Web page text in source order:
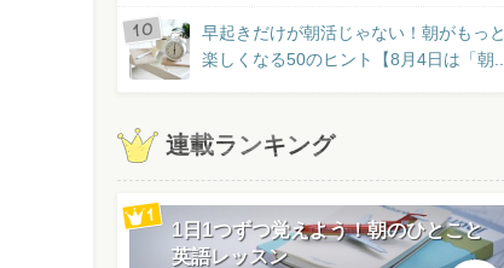
早起きだけが朝活じゃない！朝がもっと
楽しくなる50のヒント【8月4日は「朝...
連載ランキング
1日1つずつ覚えよう！朝のひとこと
英語レッスン